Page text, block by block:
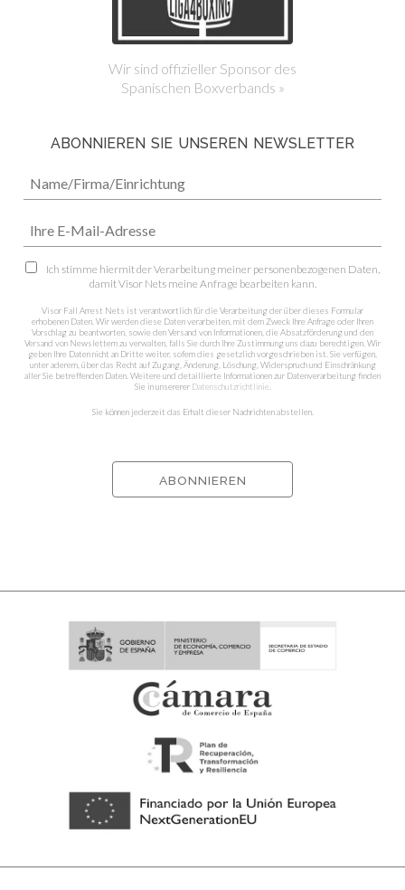
Wir sind offizieller Sponsor des
Spanischen Boxverbands »
ABONNIEREN SIE UNSEREN NEWSLETTER
Ich stimme hiermit der Verarbeitung meiner personenbezogenen Daten,
damit Visor Nets meine Anfrage bearbeiten kann.
Visor Fall Arrest Nets ist verantwortlich für die Verarbeitung der über dieses Formular
erhobenen Daten. Wir werden diese Daten verarbeiten, mit dem Zweck Ihre Anfrage oder Ihren
Vorschlag zu beantworten, sowie den Versand von Informationen, die Absatzförderung und den
Versand von Newslettern zu verwalten, falls Sie durch Ihre Zustimmung uns dazu berechtigen. Wir
geben Ihre Daten nicht an Dritte weiter, sofern dies gesetzlich vorgeschrieben ist. Sie verfügen,
unter aderem, über das Recht auf Zugang, Änderung, Löschung, Widerspruch und Einschränkung
aller Sie betreffenden Daten. Weitere und detaillierte Informationen zur Datenverarbeitung finden
Sie in unsererer Datenschutzrichtlinie
Sie können jederzeit das Erhalt dieser Nachrichten abstellen.